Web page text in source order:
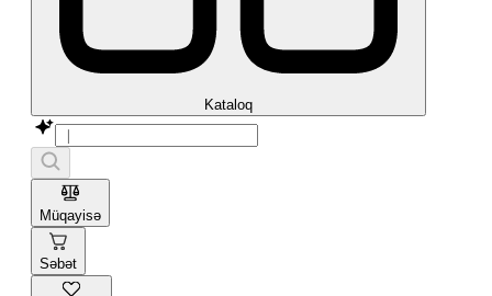
Kataloq
Müqayisə
Səbət